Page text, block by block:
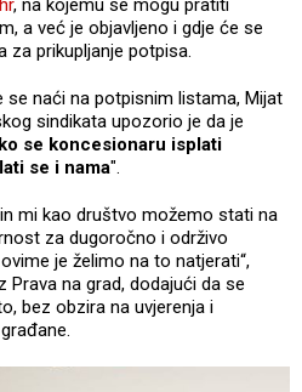
, na kojemu se mogu pratiti
a već je objavljeno i gdje će se
za prikupljanje potpisa.
se naći na potpisnim listama, Mijat
sindikata upozorio je da je
se koncesionaru isplati
se i nama".
mi kao društvo možemo stati na
za dugoročno i održivo
je želimo na to natjerati“,
Prava na grad, dodajući da se
bez obzira na uvjerenja i